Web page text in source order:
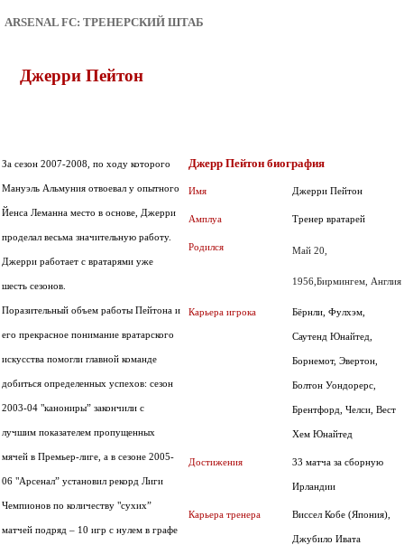
ARSENAL FC: ТРЕНЕРСКИЙ ШТАБ
Джерри Пейтон
За сезон 2007-2008, по ходу которого
Мануэль Альмуния отвоевал у опытного
Йенса Леманна место в основе, Джерри
проделал весьма значительную работу.
Джерри работает с вратарями уже
шесть сезонов.
Джерр Пейтон биография
Имя Джерри Пейтон
Амплуа Тренер вратарей
Родился Май 20,
1956, Бирмингем, Англия
Карьера игрока Бёрнли, Фулхэм,
Саутенд Юнайтед,
Борнемот, Эвертон,
Болтон Уондорерс,
Брентфорд, Челси, Вест
Хем Юнайтед
Достижения 33 матча за сборную
Ирландии
Карьера тренера Виссел Кобе (Япония),
Джубило Ивата
Поразительный объем работы Пейтона и
его прекрасное понимание вратарского
искусства помогли главной команде
добиться определенных успехов: сезон
2003-04 "канониры” закончили с
лучшим показателем пропущенных
мячей в Премьер-лиге, а в сезоне 2005-
06 "Арсенал” установил рекорд Лиги
Чемпионов по количеству "сухих”
матчей подряд – 10 игр с нулем в графе